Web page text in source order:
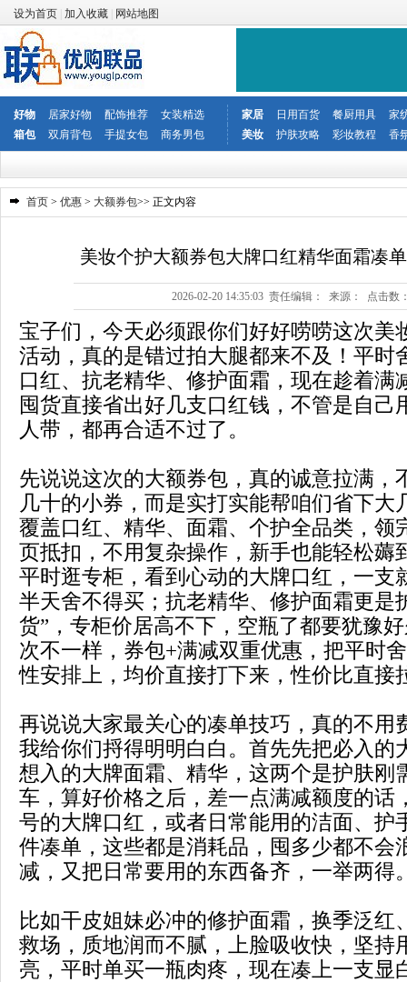
设为首页 加入收藏 网站地图
好物 居家好物 配饰推荐 女装精选 家居 日用百货 餐厨用具
家
箱包
双肩背包 手提女包 商务男包 美妆 护肤攻略 彩妆教程 香
首页 > 优惠 > 大额券包>> 正文内容
美妆个护大额券包大牌口红精华面霜凑
2026-02-20 14:35:03 责任编辑： 来源： 点击数
宝子们，今天必须跟你们好好唠唠这次美
活动，真的是错过拍大腿都来不及！平时
口红、抗老精华、修护面霜，现在趁着满
囤货直接省出好几支口红钱，不管是自己
人带，都再合适不过了。
先说说这次的大额券包，真的诚意拉满，
几十的小券，而是实打实能帮咱们省下大
覆盖口红、精华、面霜、个护全品类，领
页抵扣，不用复杂操作，新手也能轻松薅
平时逛专柜，看到心动的大牌口红，一支
半天舍不得买；抗老精华、修护面霜更是
货”，专柜价居高不下，空瓶了都要犹豫
次不一样，券包+满减双重优惠，把平时
性安排上，均价直接打下来，性价比直接
再说说大家最关心的凑单技巧，真的不用
我给你们捋得明明白白。首先先把必入的
想入的大牌面霜、精华，这两个是护肤刚
车，算好价格之后，差一点满减额度的话
号的大牌口红，或者日常能用的洁面、护
件凑单，这些都是消耗品，囤多少都不会
减，又把日常要用的东西备齐，一举两得
比如干皮姐妹必冲的修护面霜，换季泛红
救场，质地润而不腻，上脸吸收快，坚持
亮，平时单买一瓶肉疼，现在凑上一支显